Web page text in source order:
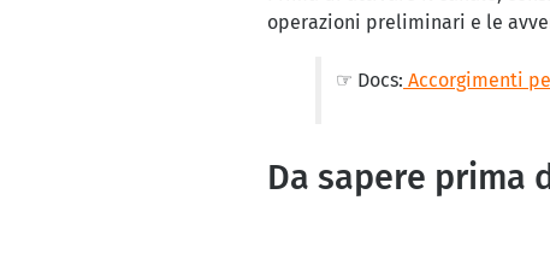
operazioni preliminari e le
☞ Docs: Accorgimenti
Da sapere prima